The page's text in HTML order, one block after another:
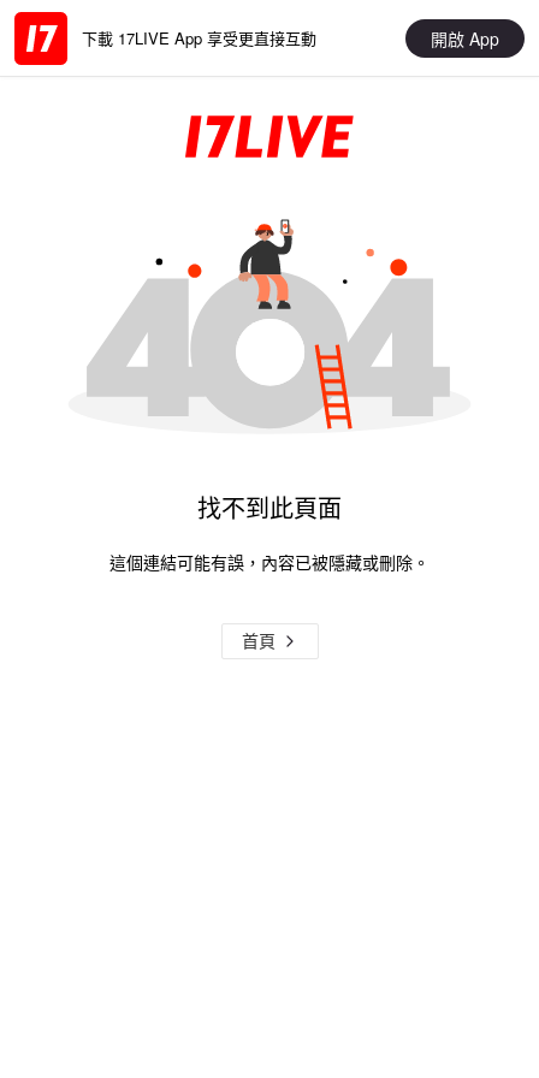
下載 17LIVE App 享受更直接互動 開啟 App
找不到此頁面
這個連結可能有誤，內容已被隱藏或刪除。
首頁